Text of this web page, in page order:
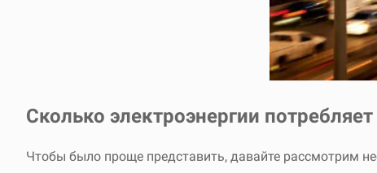
Сколько электроэнергии
Чтобы было проще представить, давайте рассмотрим